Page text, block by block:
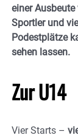
einer
Sportler und
Podestplätze
sehen lassen.
Zur U14
Vier Starts –